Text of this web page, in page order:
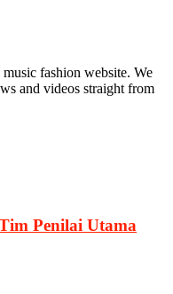
fashion website. We
and videos straight from
Penilai Utama